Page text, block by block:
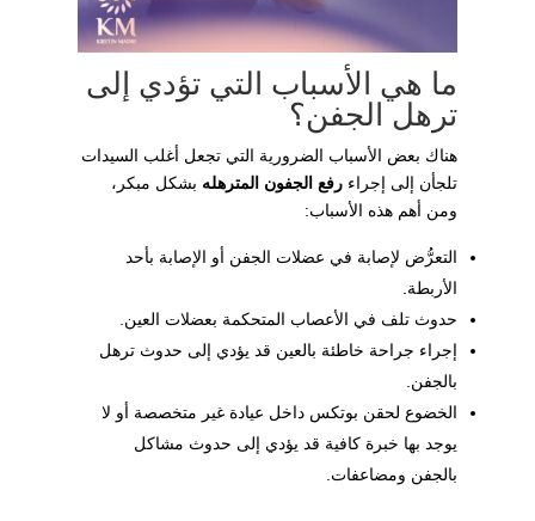
ما هي الأسباب التي تؤدي إلى
ترهل الجفن؟
هناك بعض الأسباب الضرورية التي تجعل أغلب السيدات
تلجأن إلى إجراء رفع الجفون المترهله بشكل مبكر،
ومن أهم هذه الأسباب:
التعرُّض لإصابة في عضلات الجفن أو الإصابة بأحد
الأربطة.
حدوث تلف في الأعصاب المتحكمة بعضلات العين.
إجراء جراحة خاطئة بالعين قد يؤدي إلى حدوث ترهل
بالجفن.
الخضوع لحقن بوتكس داخل عيادة غير متخصصة أو لا
يوجد بها خبرة كافية قد يؤدي إلى حدوث مشاكل
بالجفن ومضاعفات.